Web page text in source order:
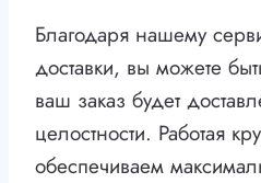
Благодаря нашему
доставки, вы можете
ваш заказ будет
целостности. Работая
обеспечиваем